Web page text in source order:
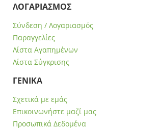
ΛΟΓΑΡΙΑΣΜΟΣ
Σύνδεση / Λογαριασμός
Παραγγελίες
Λίστα Αγαπημένων
Λίστα Σύγκρισης
ΓΕΝΙΚΑ
Σχετικά με εμάς
Επικοινωνήστε μαζί μας
Προσωπικά Δεδομένα